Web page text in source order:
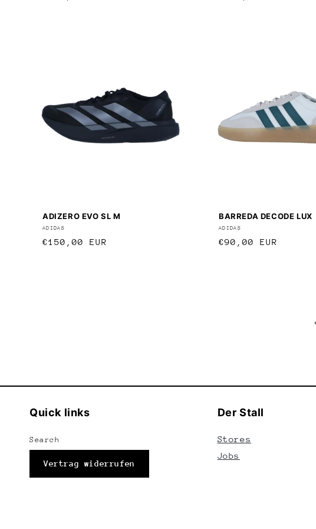
ADIZERO EVO SL M
Anbieter:
ADIDAS
Normaler
€150,00 EUR
BARREDA DECODE LUX
Anbieter:
ADIDAS
Normaler
€90,00 EUR
Quick links
Search
Vertrag widerrufen
Der Stall
Stores
Jobs